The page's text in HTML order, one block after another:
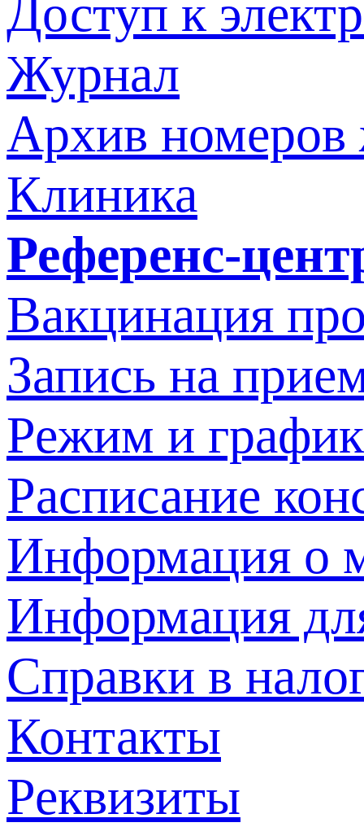
Доступ к
Журнал
Архив номеров
Клиника
Референс-
Вакцинация
Запись на
Режим и
Расписание
Информация о
Информация
Справки в
Контакты
Реквизиты